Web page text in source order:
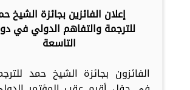
إعلان الفائزين بجائزة الشيخ
للترجمة والتفاهم الدولي في
التاسعة
الفائزون بجائزة الشيخ حمد